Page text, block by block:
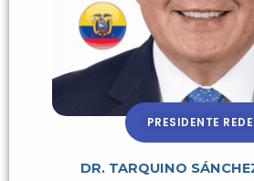
PRESIDENTE
DR. TARQUINO